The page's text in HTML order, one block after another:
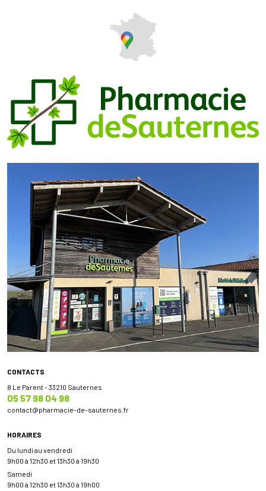
CONTACTS
8 Le Parent - 33210 Sauternes
05 57 98 04 98
contact@pharmacie-de-sauternes.fr
HORAIRES
Du lundi au vendredi
9h00 à 12h30 et 13h30 à 19h30
Samedi
9h00 à 12h30 et 13h30 à 19h00